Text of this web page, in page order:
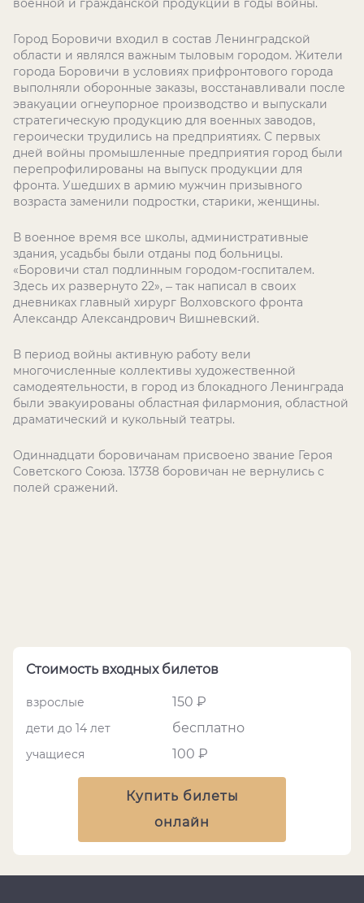
военной и гражданской продукции в годы войны.
Город Боровичи входил в состав Ленинградской
области и являлся важным тыловым городом. Жители
города Боровичи в условиях прифронтового города
выполняли оборонные заказы, восстанавливали после
эвакуации огнеупорное производство и выпускали
стратегическую продукцию для военных заводов,
героически трудились на предприятиях. С первых
дней войны промышленные предприятия город были
перепрофилированы на выпуск продукции для
фронта. Ушедших в армию мужчин призывного
возраста заменили подростки, старики, женщины.
В военное время все школы, административные
здания, усадьбы были отданы под больницы.
«Боровичи стал подлинным городом-госпиталем.
Здесь их развернуто 22», – так написал в своих
дневниках главный хирург Волховского фронта
Александр Александрович Вишневский.
В период войны активную работу вели
многочисленные коллективы художественной
самодеятельности, в город из блокадного Ленинграда
были эвакуированы областная филармония, областной
драматический и кукольный театры.
Одиннадцати боровичанам присвоено звание Героя
Советского Союза. 13738 боровичан не вернулись с
полей сражений.
Стоимость входных билетов
взрослые 150 ₽
дети до 14 лет бесплатно
учащиеся 100 ₽
Купить билеты
онлайн